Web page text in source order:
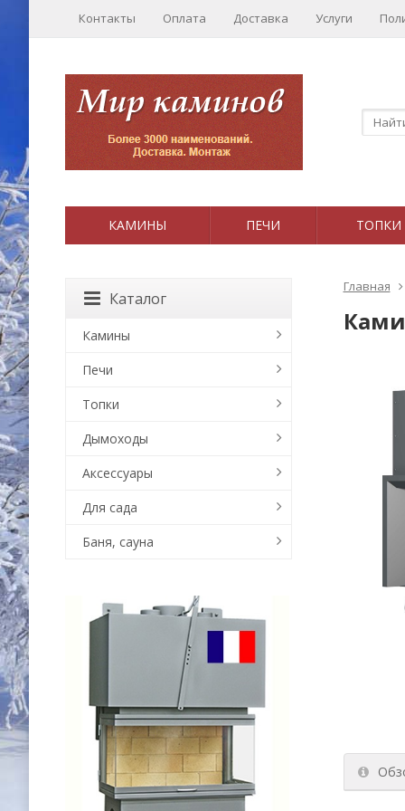
Контакты Оплата Доставка Услуги
КАМИНЫ ПЕЧИ ТОПКИ
Главная
Каталог
Камины
Печи
Топки
Дымоходы
Аксессуары
Для сада
Баня, сауна